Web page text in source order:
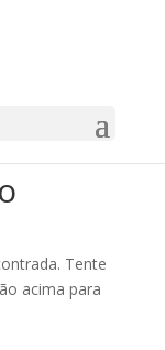
Tente
acima para